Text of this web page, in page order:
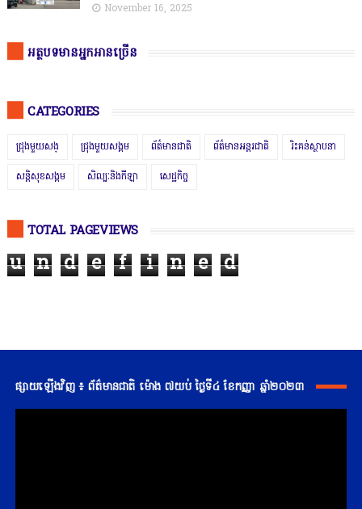
November 16, 2025
អត្ថបទមានអ្នកអានច្រើន
CATEGORIES
ជ្រុងមួយសង្ ជ្រុងមួយសង្គម ព័ត៌មានជាតិ ព័ត៌មានអន្តរជាតិ រិះគន់ស្ថាបនា
សន្តិសុខសង្គម សិល្បៈនិងកីឡា សេដ្ឋកិច្ច
TOTAL PAGEVIEWS
u n d e f i n e d
ផ្សាយឡើងវិញ ៖ ព័ត៌មានជាតិ ម៉ោង ៧យប់ ថ្ងៃទី៤ ខែកញ្ញា ឆ្នាំ២០២៣